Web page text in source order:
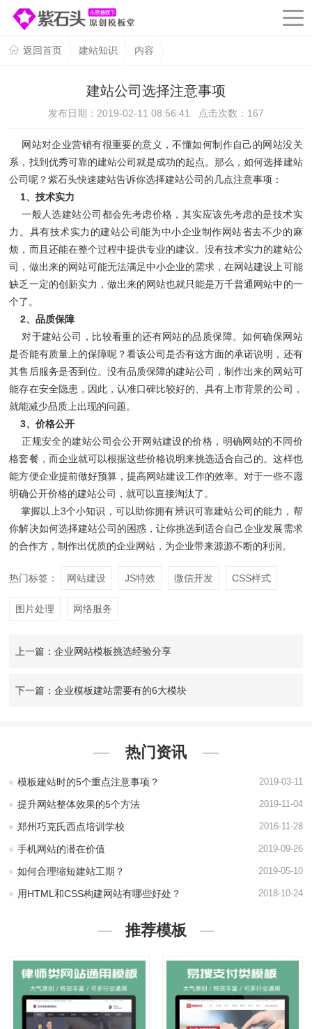
返回首页 建站知识 内容
建站公司选择注意事项
发布日期：2019-02-11 08:56:41 点击次数： 167
网站对企业营销有很重要的意义，不懂如何制作自己的网站没关
系，找到优秀可靠的建站公司就是成功的起点。那么，如何选择建站
公司呢？紫石头快速建站告诉你选择建站公司的几点注意事项：
1、技术实力
一般人选建站公司都会先考虑价格，其实应该先考虑的是技术实
力。具有技术实力的建站公司能为中小企业制作网站省去不少的麻
烦，而且还能在整个过程中提供专业的建议。没有技术实力的建站公
司，做出来的网站可能无法满足中小企业的需求，在网站建设上可能
缺乏一定的创新实力，做出来的网站也就只能是万千普通网站中的一
个了。
2、品质保障
对于建站公司，比较看重的还有网站的品质保障。如何确保网站
是否能有质量上的保障呢？看该公司是否有这方面的承诺说明，还有
其售后服务是否到位。没有品质保障的建站公司，制作出来的网站可
能存在安全隐患，因此，认准口碑比较好的、具有上市背景的公司，
就能减少品质上出现的问题。
3、价格公开
正规安全的建站公司会公开网站建设的价格，明确网站的不同价
格套餐，而企业就可以根据这些价格说明来挑选适合自己的。这样也
能方便企业提前做好预算，提高网站建设工作的效率。对于一些不愿
明确公开价格的建站公司，就可以直接淘汰了。
掌握以上3个小知识，可以助你拥有辨识可靠建站公司的能力，帮
你解决如何选择建站公司的困惑，让你挑选到适合自己企业发展需求
的合作方，制作出优质的企业网站，为企业带来源源不断的利润。
热门标签： 网站建设 JS特效 微信开发 CSS样式
图片处理 网络服务
上一篇：企业网站模板挑选经验分享
下一篇：企业模板建站需要有的6大模块
热门资讯
模板建站时的5个重点注意事项？ 2019-03-11
提升网站整体效果的5个方法 2019-11-04
郑州巧克氏西点培训学校 2016-11-28
手机网站的潜在价值 2019-09-26
如何合理缩短建站工期？ 2019-05-10
用HTML和CSS构建网站有哪些好处？ 2018-10-24
推荐模板